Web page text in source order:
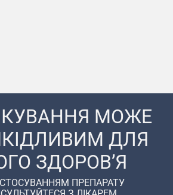
МОЖЕ
ДЛЯ
ЗДОРОВ’Я
ПРЕПАРАТУ